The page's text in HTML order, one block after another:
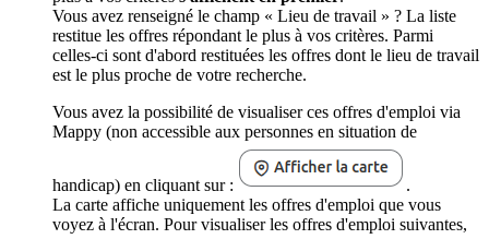
Vous avez renseigné le champ « Lieu de travail » ? La liste
restitue les offres répondant le plus à vos critères. Parmi
celles-ci sont d'abord restituées les offres dont le lieu de travail
est le plus proche de votre recherche.
Vous avez la possibilité de visualiser ces offres d'emploi via
Mappy (non accessible aux personnes en situation de
handicap) en cliquant sur :
.
La carte affiche uniquement les offres d'emploi que vous
voyez à l'écran. Pour visualiser les offres d'emploi suivantes,